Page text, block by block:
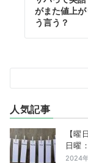
がまた値上
う言う？
人気記事
【
日曜
2024